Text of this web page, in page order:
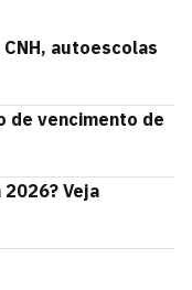
autoescolas
de vencimento de
Veja